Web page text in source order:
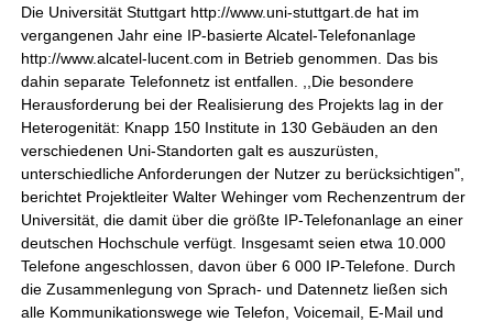
Die Universität Stuttgart http://www.uni-stuttgart.de hat im
vergangenen Jahr eine IP-basierte Alcatel-Telefonanlage
http://www.alcatel-lucent.com in Betrieb genommen. Das bis
dahin separate Telefonnetz ist entfallen. ,,Die besondere
Herausforderung bei der Realisierung des Projekts lag in der
Heterogenität: Knapp 150 Institute in 130 Gebäuden an den
verschiedenen Uni-Standorten galt es auszurüsten,
unterschiedliche Anforderungen der Nutzer zu berücksichtigen",
berichtet Projektleiter Walter Wehinger vom Rechenzentrum der
Universität, die damit über die größte IP-Telefonanlage an einer
deutschen Hochschule verfügt. Insgesamt seien etwa 10.000
Telefone angeschlossen, davon über 6 000 IP-Telefone. Durch
die Zusammenlegung von Sprach- und Datennetz ließen sich
alle Kommunikationswege wie Telefon, Voicemail, E-Mail und